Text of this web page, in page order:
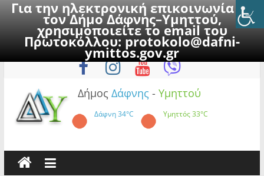
Για την ηλεκτρονική επικοινωνία με
τον Δήμο Δάφνης–Υμηττού,
χρησιμοποιείτε το email του
Πρωτοκόλλου:protokolo@dafni-
ymittos.gov.gr
to
Κυριακή, 9 Αυγούστου 2026
Δήμος Δάφνης - Υμηττού
Δάφνη34°C Υμηττός33°C